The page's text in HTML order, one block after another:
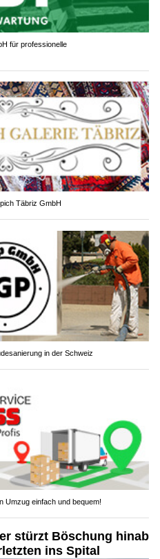
für professionelle
Täbriz GmbH
in der Schweiz
Umzug einfach und bequem!
stürzt Böschung hinab
ins Spital